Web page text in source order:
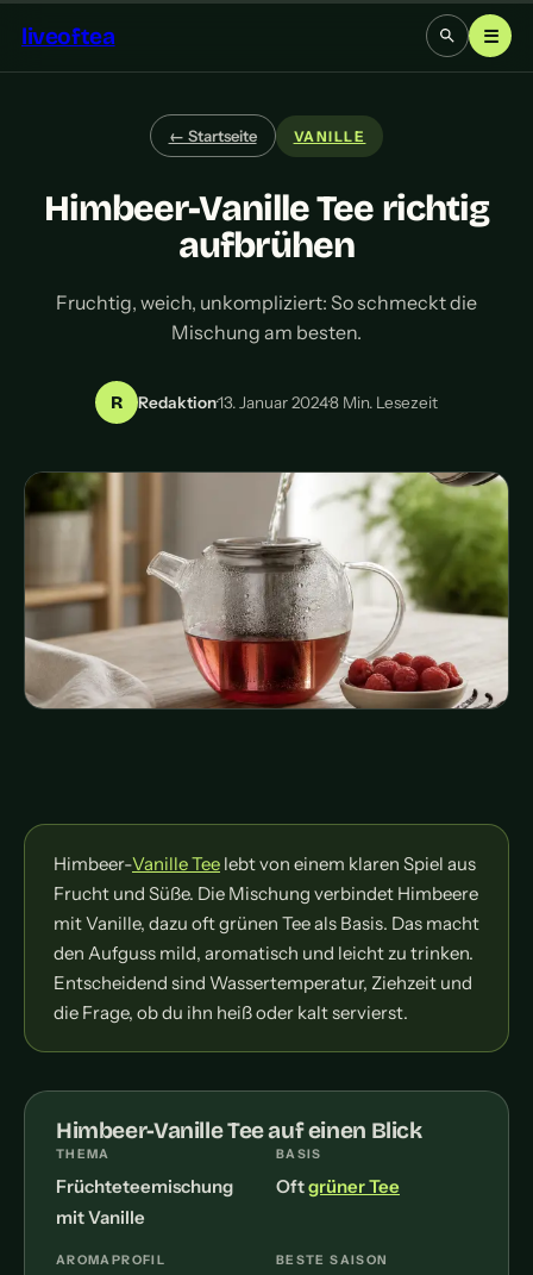
liveoftea ☰
← Startseite VANILLE
Himbeer-Vanille Tee richtig
aufbrühen
Fruchtig, weich, unkompliziert: So schmeckt die
Mischung am besten.
R Redaktion·13. Januar 2024·8 Min. Lesezeit
Himbeer-Vanille Tee lebt von einem klaren Spiel aus
Frucht und Süße. Die Mischung verbindet Himbeere
mit Vanille, dazu oft grünen Tee als Basis. Das macht
den Aufguss mild, aromatisch und leicht zu trinken.
Entscheidend sind Wassertemperatur, Ziehzeit und
die Frage, ob du ihn heiß oder kalt servierst.
Himbeer-Vanille Tee auf einen Blick
THEMA
Früchteteemischung
mit Vanille
BASIS
Oftgrüner Tee
AROMAPROFIL BESTE SAISON